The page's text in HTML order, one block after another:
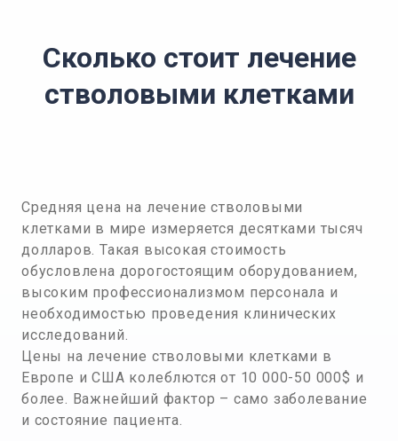
Сколько стоит лечение
стволовыми клетками
Средняя цена на лечение стволовыми
клетками в мире измеряется десятками тысяч
долларов. Такая высокая стоимость
обусловлена дорогостоящим оборудованием,
высоким профессионализмом персонала и
необходимостью проведения клинических
исследований.
Цены на лечение стволовыми клетками в
Европе и США колеблются от 10 000-50 000$ и
более. Важнейший фактор – само заболевание
и состояние пациента.